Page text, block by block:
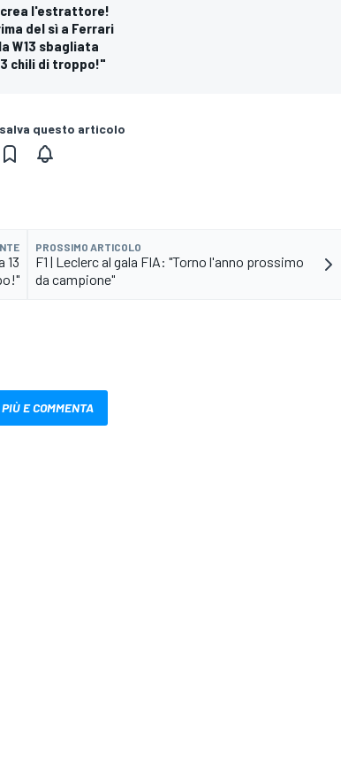
crea l'estrattore!
del sì a Ferrari
W13 sbagliata
chili di troppo!"
questo articolo
13
PROSSIMO ARTICOLO
F1 | Leclerc al gala FIA: "Torno l'anno prossimo
da campione"
E COMMENTA